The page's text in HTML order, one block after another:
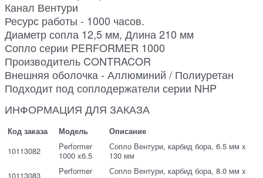
Канал Вентури
Ресурс работы - 1000 часов.
Диаметр сопла 12,5 мм, Длина 210 мм
Сопло серии PERFORMER 1000
Производитель CONTRACOR
Внешняя оболочка - Аллюминий / Полиуретан
Подходит под соплодержатели серии NHP
ИНФОРМАЦИЯ ДЛЯ ЗАКАЗА
Код заказа Модель
Описание
10113082
Performer
1000 x6.5
Сопло Вентури, карбид бора, 6.5 мм x
130 мм
10113083
Performer
Сопло Вентури, карбид бора, 8.0 мм x